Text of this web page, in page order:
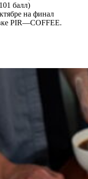
балл)
на финал
PIR—COFFEE.